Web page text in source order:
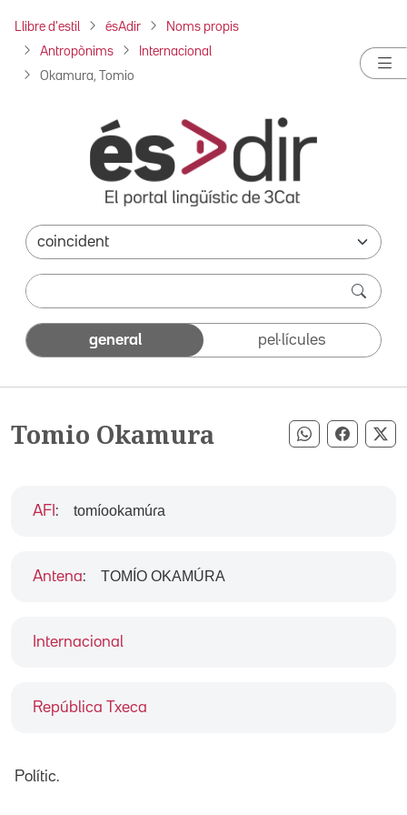
Llibre d'estil ésAdir Noms propis
Antropònims Internacional
Okamura, Tomio
general pel·lícules
Tomio Okamura Compartir
Internacional
República Txeca
AFI : tomíookamúɾa
Antena: TOMÍO OKAMÚRA
Polític.